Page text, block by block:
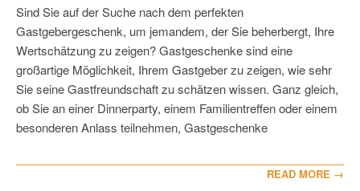
11
Sind Sie auf der Suche nach dem perfekten
Gastgebergeschenk, um jemandem, der Sie beherbergt, Ihre
Wertschätzung zu zeigen? Gastgeschenke sind eine
großartige Möglichkeit, Ihrem Gastgeber zu zeigen, wie sehr
Sie seine Gastfreundschaft zu schätzen wissen. Ganz gleich,
ob Sie an einer Dinnerparty, einem Familientreffen oder einem
besonderen Anlass teilnehmen, Gastgeschenke
READ MORE →